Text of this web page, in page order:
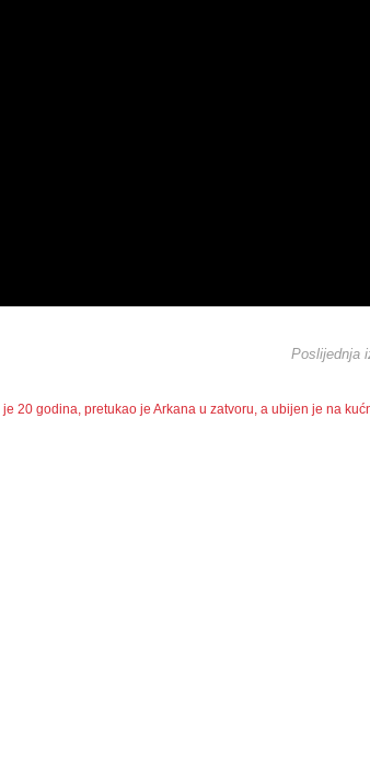
Poslijednja
20 godina, pretukao je Arkana u zatvoru, a ubijen je na